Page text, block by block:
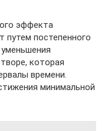
эффекта
постепенного
которая
времени.
минимальной